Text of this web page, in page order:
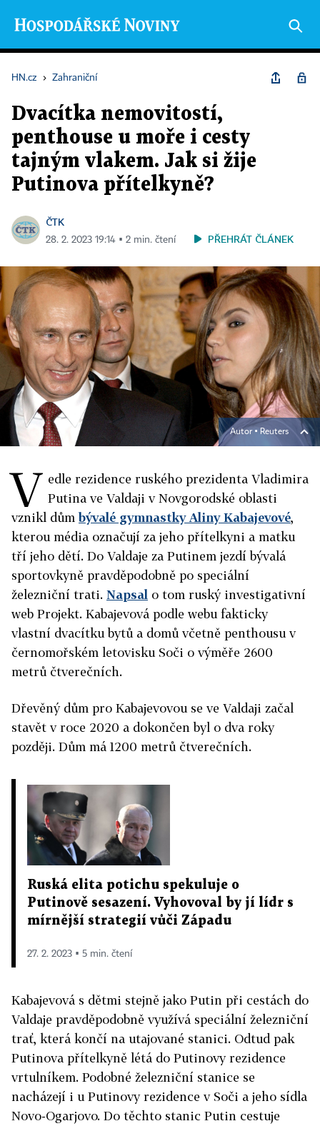
HN.cz › Zahraniční
Dvacítka nemovitostí,
penthouse u moře i cesty
tajným vlakem. Jak si žije
Putinova přítelkyně?
ČTK
28. 2. 2023 19:14 ▪ 2 min. čtení PŘEHRÁT ČLÁNEK
Autor ▪ Reuters
V edle rezidence ruského prezidenta Vladimira
Putina ve Valdaji v Novgorodské oblasti
vznikl dům bývalé gymnastky Aliny Kabajevové,
kterou média označují za jeho přítelkyni a matku
tří jeho dětí. Do Valdaje za Putinem jezdí bývalá
sportovkyně pravděpodobně po speciální
železniční trati. Napsal o tom ruský investigativní
web Projekt. Kabajevová podle webu fakticky
vlastní dvacítku bytů a domů včetně penthousu v
černomořském letovisku Soči o výměře 2600
metrů čtverečních.
Dřevěný dům pro Kabajevovou se ve Valdaji začal
stavět v roce 2020 a dokončen byl o dva roky
později. Dům má 1200 metrů čtverečních.
Ruská elita potichu spekuluje o
Putinově sesazení. Vyhovoval by jí lídr s
mírnější strategií vůči Západu
27. 2. 2023 ▪ 5 min. čtení
Kabajevová s dětmi stejně jako Putin při cestách do
Valdaje pravděpodobně využívá speciální železniční
trať, která končí na utajované stanici. Odtud pak
Putinova přítelkyně létá do Putinovy rezidence
vrtulníkem. Podobné železniční stanice se
nacházejí i u Putinovy rezidence v Soči a jeho sídla
Novo-Ogarjovo. Do těchto stanic Putin cestuje